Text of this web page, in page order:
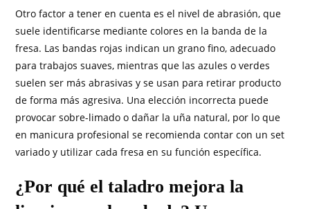
Otro factor a tener en cuenta es el nivel de abrasión, que
suele identificarse mediante colores en la banda de la
fresa. Las bandas rojas indican un grano fino, adecuado
para trabajos suaves, mientras que las azules o verdes
suelen ser más abrasivas y se usan para retirar producto
de forma más agresiva. Una elección incorrecta puede
provocar sobre-limado o dañar la uña natural, por lo que
en manicura profesional se recomienda contar con un set
variado y utilizar cada fresa en su función específica.
¿Por qué el taladro mejora la